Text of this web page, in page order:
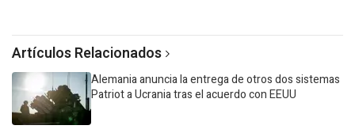
Artículos Relacionados
Alemania anuncia la entrega de otros dos sistemas
Patriot a Ucrania tras el acuerdo con EEUU